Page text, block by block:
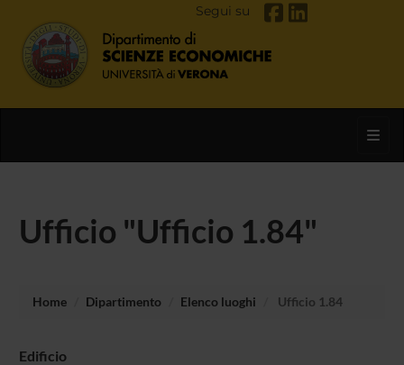
Segui su
Ufficio "Ufficio 1.84"
Home Dipartimento Elenco luoghi Ufficio 1.84
Edificio